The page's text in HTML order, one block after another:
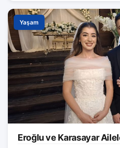
Yaşam
Eroğlu ve Karasayar